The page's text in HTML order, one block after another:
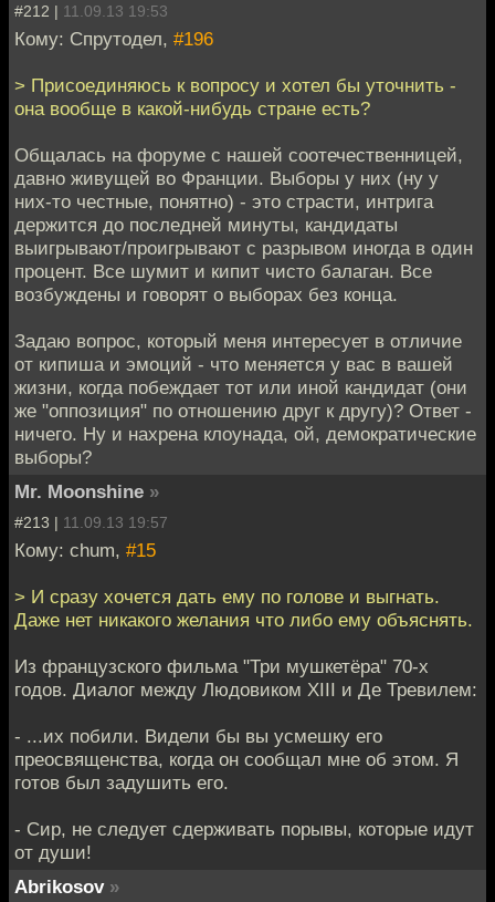
#212 | 11.09.13 19:53
Кому: Спрутодел, #196
> Присоединяюсь к вопросу и хотел бы уточнить -
она вообще в какой-нибудь стране есть?
Общалась на форуме с нашей соотечественницей,
давно живущей во Франции. Выборы у них (ну у
них-то честные, понятно) - это страсти, интрига
держится до последней минуты, кандидаты
выигрывают/проигрывают с разрывом иногда в один
процент. Все шумит и кипит чисто балаган. Все
возбуждены и говорят о выборах без конца.
Задаю вопрос, который меня интересует в отличие
от кипиша и эмоций - что меняется у вас в вашей
жизни, когда побеждает тот или иной кандидат (они
же "оппозиция" по отношению друг к другу)? Ответ -
ничего. Ну и нахрена клоунада, ой, демократические
выборы?
Mr. Moonshine »
#213 | 11.09.13 19:57
Кому: chum, #15
> И сразу хочется дать ему по голове и выгнать.
Даже нет никакого желания что либо ему объяснять.
Из французского фильма "Три мушкетёра" 70-х
годов. Диалог между Людовиком XIII и Де Тревилем:
- ...их побили. Видели бы вы усмешку его
преосвященства, когда он сообщал мне об этом. Я
готов был задушить его.
- Сир, не следует сдерживать порывы, которые идут
от души!
Abrikosov »